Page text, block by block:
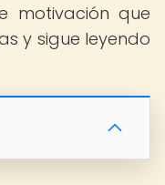
motivación que
y sigue leyendo